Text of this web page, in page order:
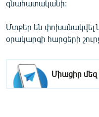
«Ազատության» բոլոր
գնահատականի:
Մտքեր են փոխանակվել
օրակարգի հարցերի
Միացիր մեզ